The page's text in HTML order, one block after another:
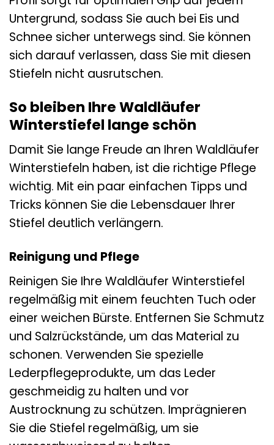
Untergrund, sodass Sie auch bei Eis und
Schnee sicher unterwegs sind. Sie können
sich darauf verlassen, dass Sie mit diesen
Stiefeln nicht ausrutschen.
So bleiben Ihre Waldläufer
Winterstiefel lange schön
Damit Sie lange Freude an Ihren Waldläufer
Winterstiefeln haben, ist die richtige Pflege
wichtig. Mit ein paar einfachen Tipps und
Tricks können Sie die Lebensdauer Ihrer
Stiefel deutlich verlängern.
Reinigung und Pflege
Reinigen Sie Ihre Waldläufer Winterstiefel
regelmäßig mit einem feuchten Tuch oder
einer weichen Bürste. Entfernen Sie Schmutz
und Salzrückstände, um das Material zu
schonen. Verwenden Sie spezielle
Lederpflegeprodukte, um das Leder
geschmeidig zu halten und vor
Austrocknung zu schützen. Imprägnieren
Sie die Stiefel regelmäßig, um sie